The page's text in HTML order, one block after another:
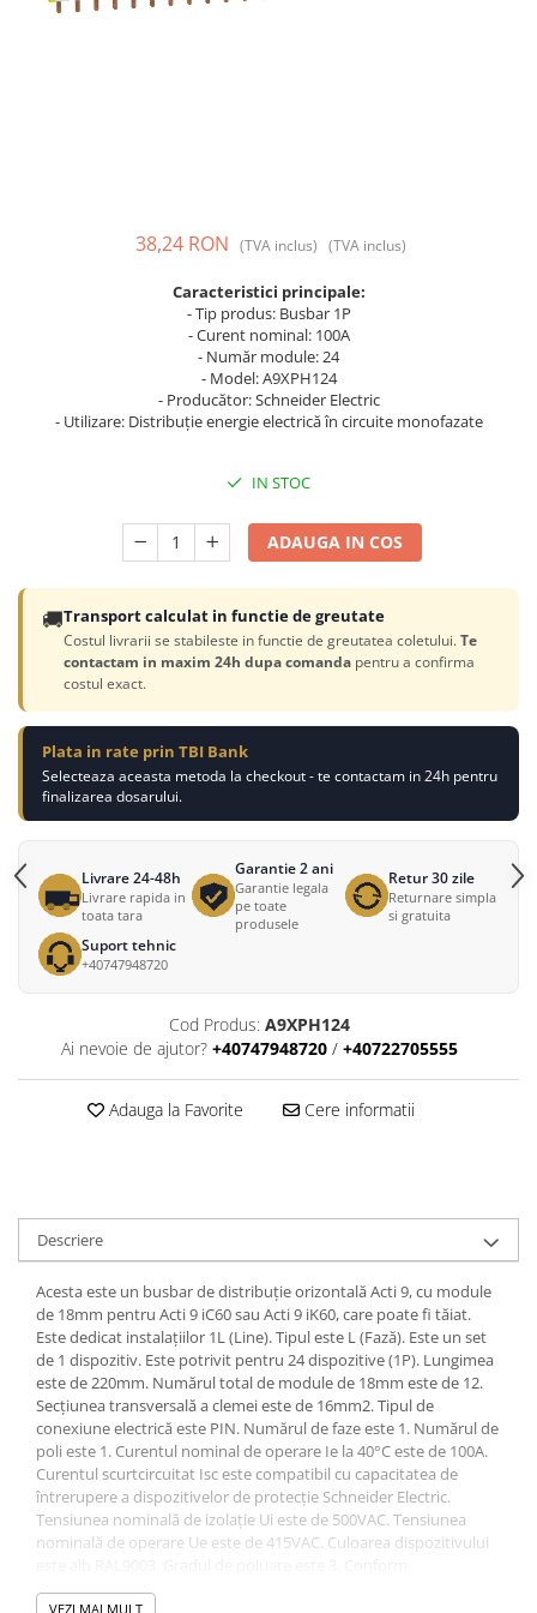
Întrerupătoare38,24 RON (TVA inclus) (TVA inclus)
Caracteristici principale:
- Tip produs: Busbar 1P
- Curent nominal: 100A
- Număr module: 24
- Model: A9XPH124
- Producător: Schneider Electric
- Utilizare: Distribuție energie electrică în circuite monofazate
IN STOC
ADAUGA IN COS
🚚Transport calculat in functie de greutate
Costul livrarii se stabileste in functie de greutatea coletului.Te
contactam in maxim 24h dupa comanda pentru a confirma
costul exact.
Plata in rate prin TBI Bank
Selecteaza aceasta metoda la checkout - te contactam in 24h pentru
finalizarea dosarului.
Livrare 24-48h
Livrare rapida in
toata tara
Garantie 2 ani
Garantie legala
pe toate
produsele
Retur 30 zile
Returnare simpla
si gratuita
Suport tehnic
+40747948720
Cod Produs: A9XPH124
Ai nevoie de ajutor? +40747948720 / +40722705555
Adauga la Favorite Cere informatii
Descriere
Acesta este un busbar de distribuție orizontală Acti 9, cu module
de 18mm pentru Acti 9 iC60 sau Acti 9 iK60, care poate fi tăiat.
Este dedicat instalațiilor 1L (Line). Tipul este L (Fază). Este un set
de 1 dispozitiv. Este potrivit pentru 24 dispozitive (1P). Lungimea
este de 220mm. Numărul total de module de 18mm este de 12.
Secțiunea transversală a clemei este de 16mm2. Tipul de
conexiune electrică este PIN. Numărul de faze este 1. Numărul de
poli este 1. Curentul nominal de operare Ie la 40°C este de 100A.
Curentul scurtcircuitat Isc este compatibil cu capacitatea de
întrerupere a dispozitivelor de protecție Schneider Electric.
Tensiunea nominală de izolație Ui este de 500VAC. Tensiunea
nominală de operare Ue este de 415VAC. Culoarea dispozitivului
standardului IEC 60695-2-1, rezistența la foc este auto-stingătoare
VEZI MAI MULT